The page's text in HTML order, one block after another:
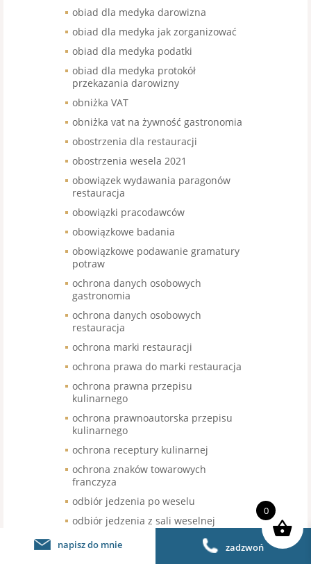
obiad dla medyka darowizna
obiad dla medyka jak zorganizować
obiad dla medyka podatki
obiad dla medyka protokół
przekazania darowizny
obniżka VAT
obniżka vat na żywność gastronomia
obostrzenia dla restauracji
obostrzenia wesela 2021
obowiązek wydawania paragonów
restauracja
obowiązki pracodawców
obowiązkowe badania
obowiązkowe podawanie gramatury
potraw
ochrona danych osobowych
gastronomia
ochrona danych osobowych
restauracja
ochrona marki restauracji
ochrona prawa do marki restauracja
ochrona prawna przepisu
kulinarnego
ochrona prawnoautorska przepisu
kulinarnego
ochrona receptury kulinarnej
ochrona znaków towarowych
franczyza
odbiór jedzenia po weselu
odbiór jedzenia z sali weselnej
odbiór nieskonsumowanego jedzenia
po weselu
napisz do mnie zadzwoń
0